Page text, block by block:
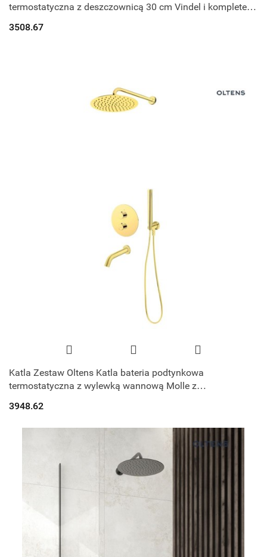
termostatyczna z deszczownicą 30 cm Vindel i kompletem
3508.67
Katla Zestaw Oltens Katla bateria podtynkowa
termostatyczna z wylewką wannową Molle z
3948.62